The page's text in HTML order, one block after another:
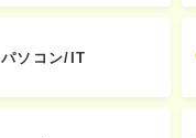
パソコン/IT